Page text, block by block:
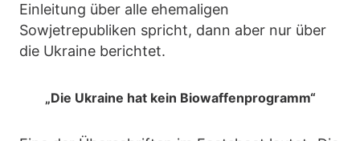
Einleitung über alle ehemaligen
Sowjetrepubliken spricht, dann aber nur über
die Ukraine berichtet.
„Die Ukraine hat kein Biowaffenprogramm“